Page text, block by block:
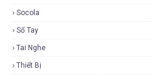
Socola
Sổ Tay
Tai Nghe
Thiết Bị